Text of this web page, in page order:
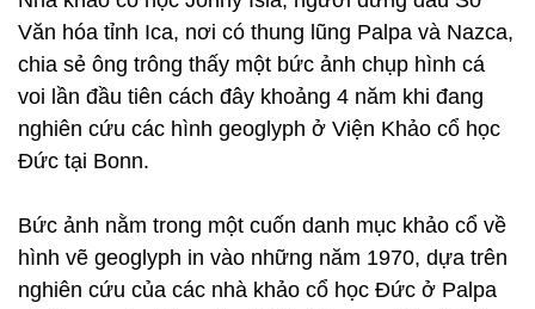
Văn hóa tỉnh Ica, nơi có thung lũng Palpa và Nazca,
chia sẻ ông trông thấy một bức ảnh chụp hình cá
voi lần đầu tiên cách đây khoảng 4 năm khi đang
nghiên cứu các hình geoglyph ở Viện Khảo cổ học
Đức tại Bonn.
Bức ảnh nằm trong một cuốn danh mục khảo cổ về
hình vẽ geoglyph in vào những năm 1970, dựa trên
nghiên cứu của các nhà khảo cổ học Đức ở Palpa